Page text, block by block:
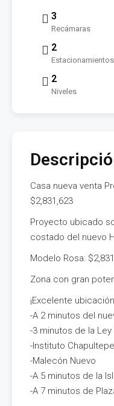
3
Recámaras
2
Estacionamientos
2
Niveles
Casa nueva venta
$2,831,623
Proyecto ubicado
costado del nuevo
Modelo Rosa:
Zona con gran
¡Excelente
-A 2 minutos del
-3 minutos de la Ley
-Instituto
-Malecón Nuevo
-A 5 minutos de la
-A 7 minutos de